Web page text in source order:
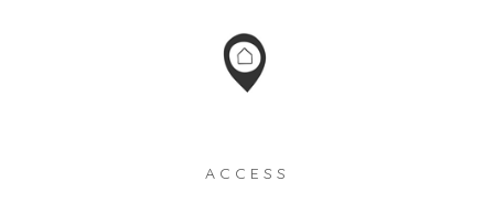
ACCESS